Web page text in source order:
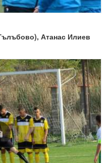
Атанас Илиев